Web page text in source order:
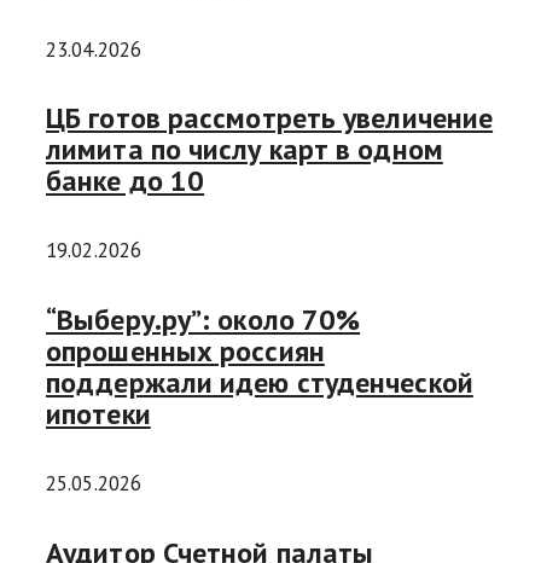
23.04.2026
ЦБ готов рассмотреть увеличение
лимита по числу карт в одном
банке до 10
19.02.2026
“Выберу.ру”: около 70%
опрошенных россиян
поддержали идею студенческой
ипотеки
25.05.2026
Аудитор Счетной палаты